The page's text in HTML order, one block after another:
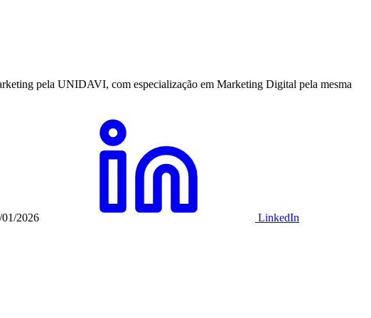
pela UNIDAVI, com especialização em Marketing Digital pela mesma
01/2026 LinkedIn